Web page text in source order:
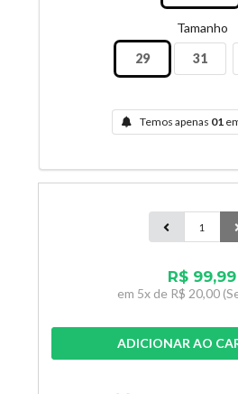
Tamanho
29
31
Temos apenas 01
R$ 99,99
em 5x de R$ 20,00
ADICIONAR AO